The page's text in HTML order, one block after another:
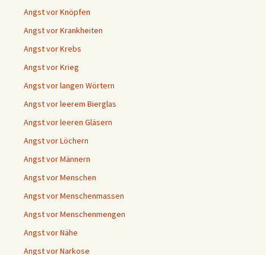
Angst vor Knöpfen
Angst vor Krankheiten
Angst vor Krebs
Angst vor Krieg
Angst vor langen Wörtern
Angst vor leerem Bierglas
Angst vor leeren Gläsern
Angst vor Löchern
Angst vor Männern
Angst vor Menschen
Angst vor Menschenmassen
Angst vor Menschenmengen
Angst vor Nähe
Angst vor Narkose